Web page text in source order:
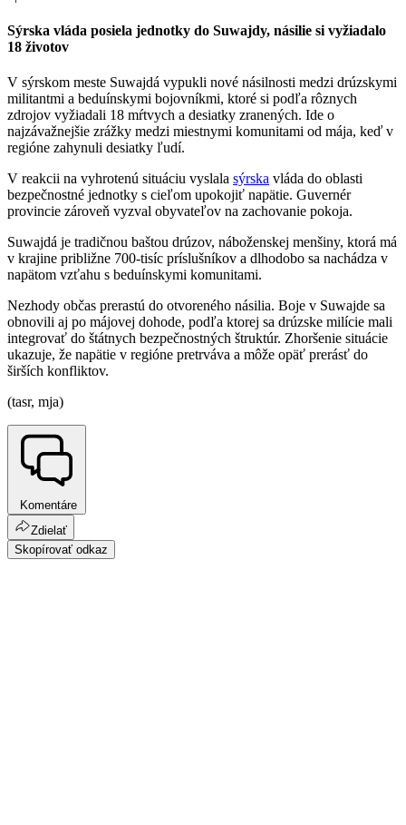
Sýrska vláda posiela jednotky do Suwajdy, násilie si vyžiadalo
18 životov
V sýrskom meste Suwajdá vypukli nové násilnosti medzi drúzskymi
militantmi a beduínskymi bojovníkmi, ktoré si podľa rôznych
zdrojov vyžiadali 18 mŕtvych a desiatky zranených. Ide o
najzávažnejšie zrážky medzi miestnymi komunitami od mája, keď v
regióne zahynuli desiatky ľudí.
V reakcii na vyhrotenú situáciu vyslala sýrska vláda do oblasti
bezpečnostné jednotky s cieľom upokojiť napätie. Guvernér
provincie zároveň vyzval obyvateľov na zachovanie pokoja.
Suwajdá je tradičnou baštou drúzov, náboženskej menšiny, ktorá má
v krajine približne 700-tisíc príslušníkov a dlhodobo sa nachádza v
napätom vzťahu s beduínskymi komunitami.
Nezhody občas prerastú do otvoreného násilia. Boje v Suwajde sa
obnovili aj po májovej dohode, podľa ktorej sa drúzske milície mali
integrovať do štátnych bezpečnostných štruktúr. Zhoršenie situácie
ukazuje, že napätie v regióne pretrváva a môže opäť prerásť do
širších konfliktov.
(tasr, mja)
Komentáre
Zdielať
Skopírovať odkaz